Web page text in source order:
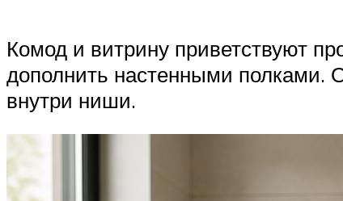
Комод и витрину приветствуют
дополнить настенными полками.
внутри ниши.